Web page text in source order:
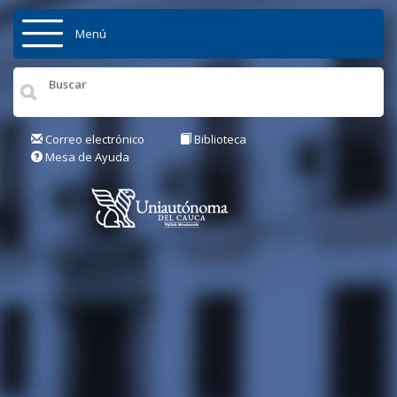
Pasar al contenido principal
Inicio
Institución
Posgrados
Menú
Correo electrónico
Biblioteca
Mesa de Ayuda